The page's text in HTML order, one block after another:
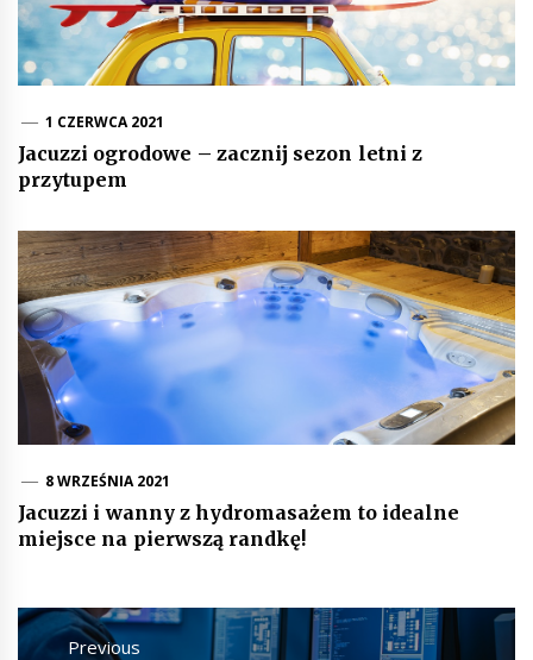
1 CZERWCA 2021
Jacuzzi ogrodowe – zacznij sezon letni z
przytupem
8 WRZEŚNIA 2021
Jacuzzi i wanny z hydromasażem to idealne
miejsce na pierwszą randkę!
Nawigacja
wpisuPrevious